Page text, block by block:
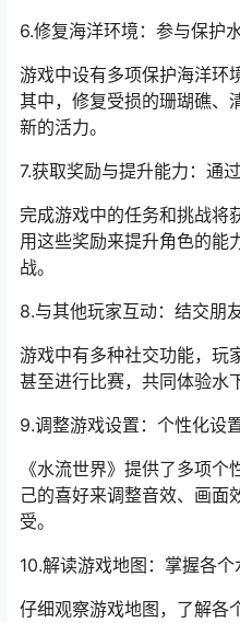
6.修复海洋环境：参与保护
游戏中设有多项保护海洋环
其中，修复受损的珊瑚礁、
新的活力。
7.获取奖励与提升能力：通
完成游戏中的任务和挑战将
用这些奖励来提升角色的能
战。
8.与其他玩家互动：结交朋
游戏中有多种社交功能，玩
甚至进行比赛，共同体验水
9.调整游戏设置：个性化设
《水流世界》提供了多项
己的喜好来调整音效、画面
受。
10.解读游戏地图：掌握各
仔细观察游戏地图，了解各